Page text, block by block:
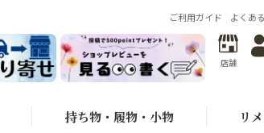
ご利用ガイド よくあ
店舗
持ち物・履物・小物 リ